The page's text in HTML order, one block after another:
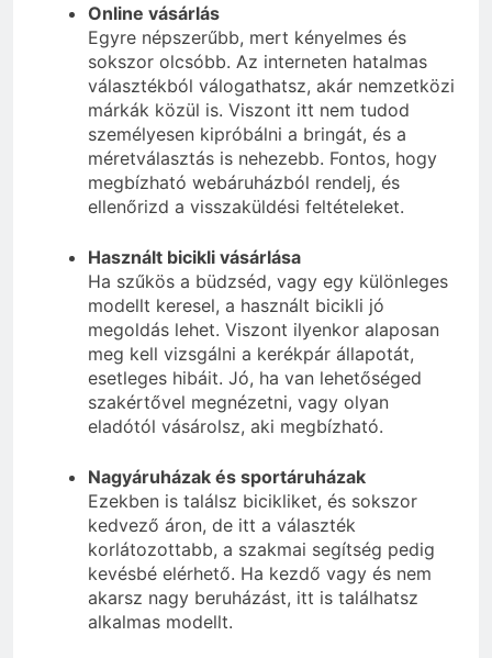
Online vásárlás
Egyre népszerűbb, mert kényelmes és
sokszor olcsóbb. Az interneten hatalmas
választékból válogathatsz, akár nemzetközi
márkák közül is. Viszont itt nem tudod
személyesen kipróbálni a bringát, és a
méretválasztás is nehezebb. Fontos, hogy
megbízható webáruházból rendelj, és
ellenőrizd a visszaküldési feltételeket.
Használt bicikli vásárlása
Ha szűkös a büdzséd, vagy egy különleges
modellt keresel, a használt bicikli jó
megoldás lehet. Viszont ilyenkor alaposan
meg kell vizsgálni a kerékpár állapotát,
esetleges hibáit. Jó, ha van lehetőséged
szakértővel megnézetni, vagy olyan
eladótól vásárolsz, aki megbízható.
Nagyáruházak és sportáruházak
Ezekben is találsz bicikliket, és sokszor
kedvező áron, de itt a választék
korlátozottabb, a szakmai segítség pedig
kevésbé elérhető. Ha kezdő vagy és nem
akarsz nagy beruházást, itt is találhatsz
alkalmas modellt.